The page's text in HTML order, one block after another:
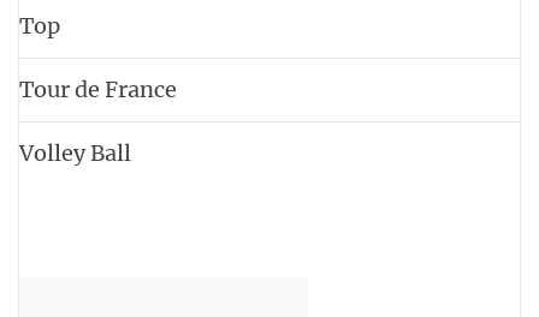
Top
Tour de France
Volley Ball